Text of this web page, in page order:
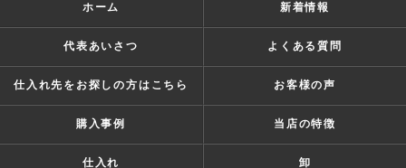
ホーム 新着情報
代表あいさつ よくある質問
仕入れ先をお探しの方はこちら お客様の声
購入事例 当店の特徴
仕入れ 卸